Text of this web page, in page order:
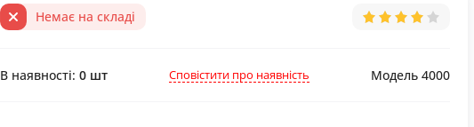
Немає на складі
В наявності: 0 шт Сповістити про наявність Модель 4000